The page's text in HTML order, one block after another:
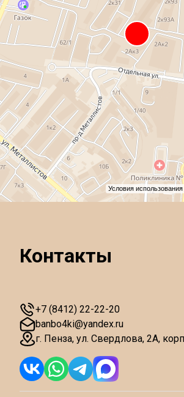
Условия использования
Контакты
+7 (8412) 22-22-20
banbo4ki@yandex.ru
г. Пенза, ул. Свердлова, 2А,